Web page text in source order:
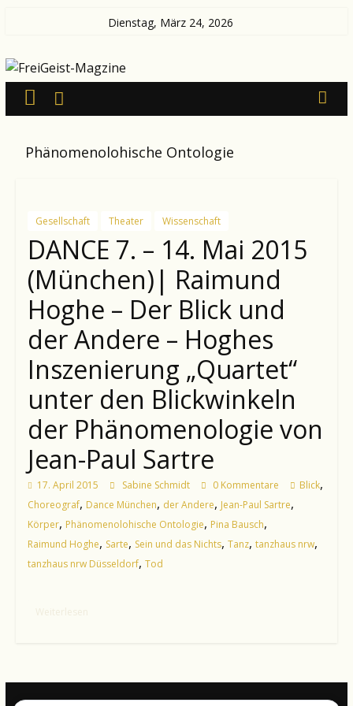
springen
Dienstag, März 24, 2026
FreiGeist-
Magzine
News
und
Phänomenolohische Ontologie
Gesellschaft Theater Wissenschaft
DANCE 7. – 14. Mai 2015
(München)| Raimund
Hoghe – Der Blick und
der Andere – Hoghes
Inszenierung „Quartet“
unter den Blickwinkeln
der Phänomenologie von
Jean-Paul Sartre
17. April 2015 Sabine Schmidt 0 Kommentare Blick,
Choreograf, Dance München, der Andere, Jean-Paul Sartre,
Körper, Phänomenolohische Ontologie, Pina Bausch,
Raimund Hoghe, Sarte, Sein und das Nichts, Tanz, tanzhaus nrw,
tanzhaus nrw Düsseldorf, Tod
Weiterlesen